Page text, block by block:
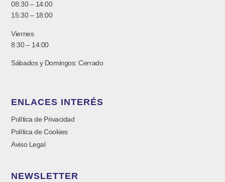
08:30 – 14:00
15:30 – 18:00
Viernes
8:30 – 14:00
Sábados y Domingos: Cerrado
ENLACES INTERÉS
Política de Privacidad
Política de Cookies
Aviso Legal
NEWSLETTER